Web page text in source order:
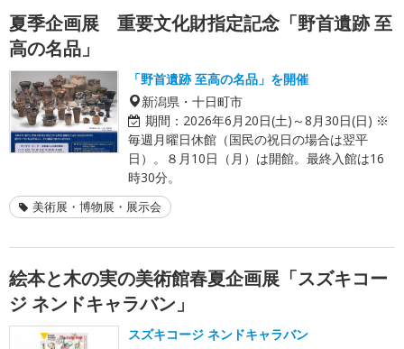
夏季企画展 重要文化財指定記念「野首遺跡 至
高の名品」
「野首遺跡 至高の名品」を開催
新潟県・十日町市
期間： 2026年6月20日(土)～8月30日(日) ※
毎週月曜日休館（国民の祝日の場合は翌平
日）。８月10日（月）は開館。最終入館は16
時30分。
美術展・博物展・展示会
絵本と木の実の美術館春夏企画展「スズキコー
ジ ネンドキャラバン」
スズキコージ ネンドキャラバン